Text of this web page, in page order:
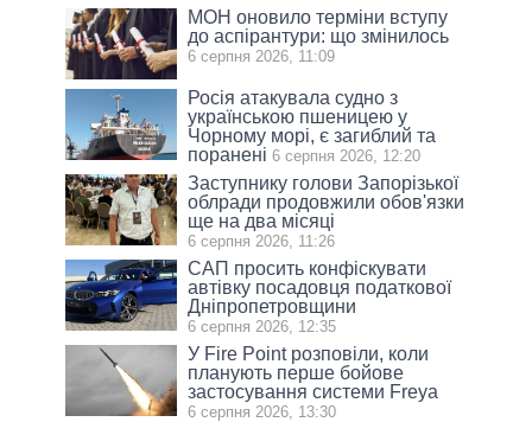
МОН оновило терміни вступу
до аспірантури: що змінилось
6 серпня 2026, 11:09
Росія атакувала судно з
українською пшеницею у
Чорному морі, є загиблий та
поранені 6 серпня 2026, 12:20
Заступнику голови Запорізької
облради продовжили обов'язки
ще на два місяці
6 серпня 2026, 11:26
САП просить конфіскувати
автівку посадовця податкової
Дніпропетровщини
6 серпня 2026, 12:35
У Fire Point розповіли, коли
планують перше бойове
застосування системи Freya
6 серпня 2026, 13:30